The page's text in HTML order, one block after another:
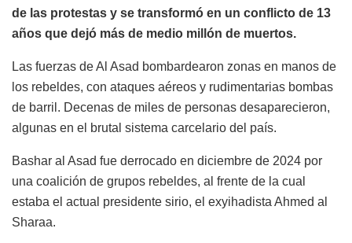
de las protestas y se transformó en un conflicto de 13
años que dejó más de medio millón de muertos.
Las fuerzas de Al Asad bombardearon zonas en manos de
los rebeldes, con ataques aéreos y rudimentarias bombas
de barril. Decenas de miles de personas desaparecieron,
algunas en el brutal sistema carcelario del país.
Bashar al Asad fue derrocado en diciembre de 2024 por
una coalición de grupos rebeldes, al frente de la cual
estaba el actual presidente sirio, el exyihadista Ahmed al
Sharaa.